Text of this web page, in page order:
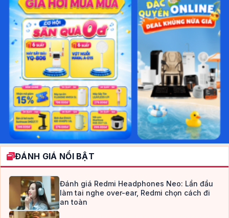
ĐÁNH GIÁ NỔI BẬT
Đánh giá Redmi Headphones Neo: Lần đầu
làm tai nghe over-ear, Redmi chọn cách đi
an toàn